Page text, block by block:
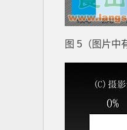
图 5（图片中